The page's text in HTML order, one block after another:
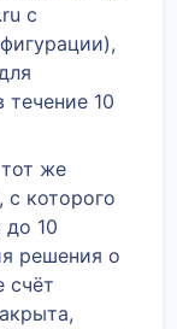
с
10
же
с которого
до 10
решения о
счёт